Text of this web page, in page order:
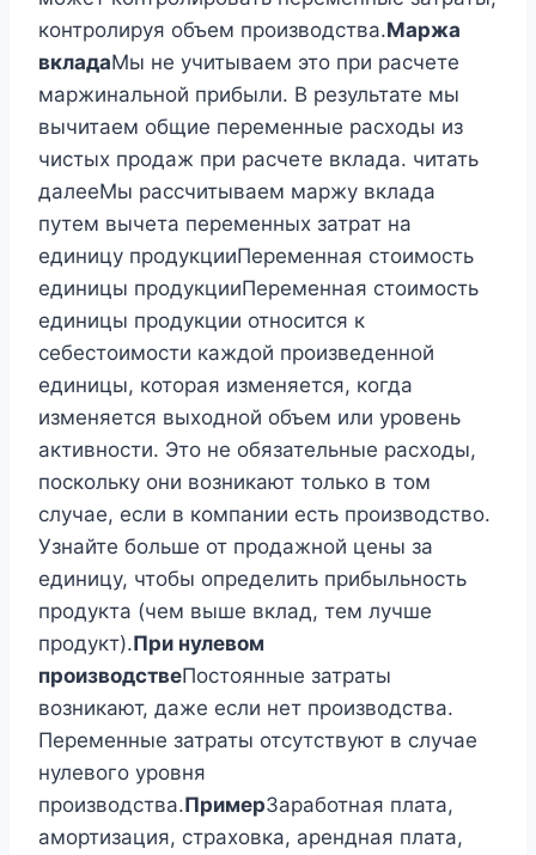
контролируя объем производства.Маржа
вкладаМы не учитываем это при расчете
маржинальной прибыли. В результате мы
вычитаем общие переменные расходы из
чистых продаж при расчете вклада. читать
далееМы рассчитываем маржу вклада
путем вычета переменных затрат на
единицу продукцииПеременная стоимость
единицы продукцииПеременная стоимость
единицы продукции относится к
себестоимости каждой произведенной
единицы, которая изменяется, когда
изменяется выходной объем или уровень
активности. Это не обязательные расходы,
поскольку они возникают только в том
случае, если в компании есть производство.
Узнайте больше от продажной цены за
единицу, чтобы определить прибыльность
продукта (чем выше вклад, тем лучше
продукт).При нулевом
производствеПостоянные затраты
возникают, даже если нет производства.
Переменные затраты отсутствуют в случае
нулевого уровня
производства.ПримерЗаработная плата,
амортизация, страховка, арендная плата,